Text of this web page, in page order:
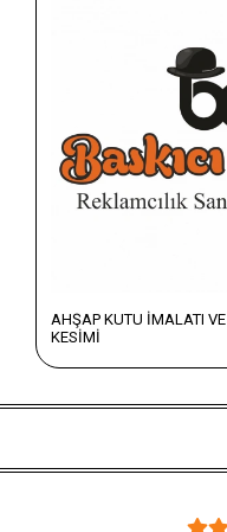
AHŞAP KUTU İMALATI VE
KESİMİ